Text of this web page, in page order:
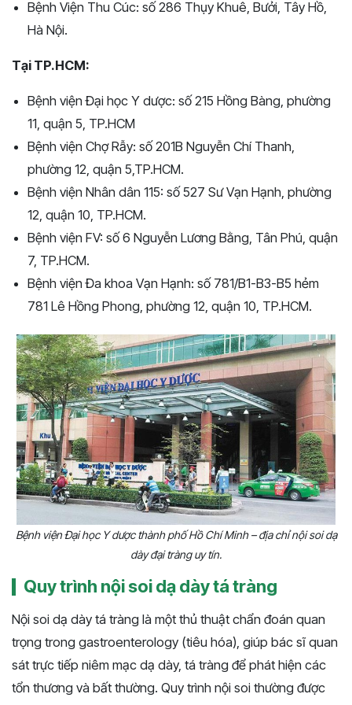
Bệnh Viện Thu Cúc: số 286 Thụy Khuê, Bưởi, Tây Hồ,
Hà Nội.
Tại TP.HCM:
Bệnh viện Đại học Y dược: số 215 Hồng Bàng, phường
11, quận 5, TP.HCM
Bệnh viện Chợ Rẫy: số 201B Nguyễn Chí Thanh,
phường 12, quận 5,TP.HCM.
Bệnh viện Nhân dân 115: số 527 Sư Vạn Hạnh, phường
12, quận 10, TP.HCM.
Bệnh viện FV: số 6 Nguyễn Lương Bằng, Tân Phú, quận
7, TP.HCM.
Bệnh viện Đa khoa Vạn Hạnh: số 781/B1-B3-B5 hẻm
781 Lê Hồng Phong, phường 12, quận 10, TP.HCM.
Bệnh viện Đại học Y dược thành phố Hồ Chí Minh – địa chỉ nội soi dạ
dày đại tràng uy tín.
Quy trình nội soi dạ dày tá tràng
Nội soi dạ dày tá tràng là một thủ thuật chẩn đoán quan
trọng trong gastroenterology (tiêu hóa), giúp bác sĩ quan
sát trực tiếp niêm mạc dạ dày, tá tràng để phát hiện các
tổn thương và bất thường. Quy trình nội soi thường được